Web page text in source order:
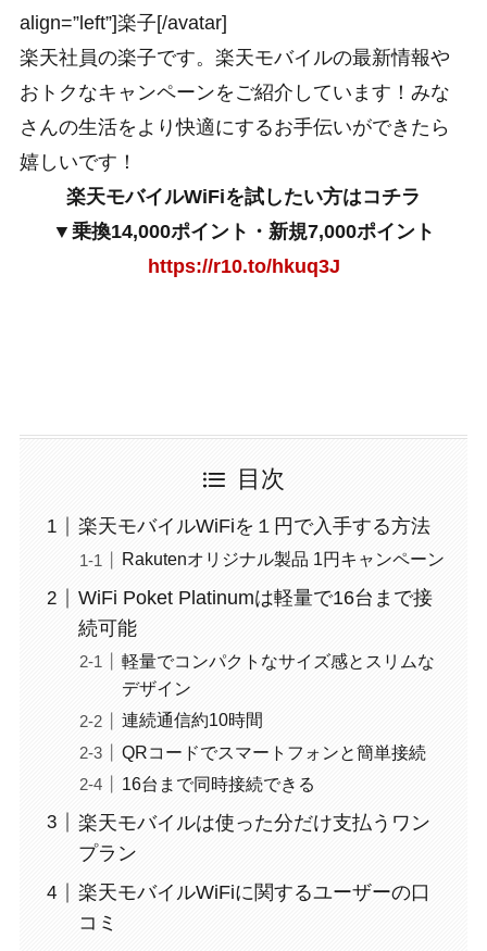
align=”left”]楽子[/avatar]
楽天社員の楽子です。楽天モバイルの最新情報や
おトクなキャンペーンをご紹介しています！みな
さんの生活をより快適にするお手伝いができたら
嬉しいです！
楽天モバイルWiFiを試したい方はコチラ
▼乗換14,000ポイント・新規7,000ポイント
https://r10.to/hkuq3J
目次
楽天モバイルWiFiを１円で入手する方法
Rakutenオリジナル製品 1円キャンペーン
WiFi Poket Platinumは軽量で16台まで接
続可能
軽量でコンパクトなサイズ感とスリムな
デザイン
連続通信約10時間
QRコードでスマートフォンと簡単接続
16台まで同時接続できる
楽天モバイルは使った分だけ支払うワン
プラン
楽天モバイルWiFiに関するユーザーの口
コミ